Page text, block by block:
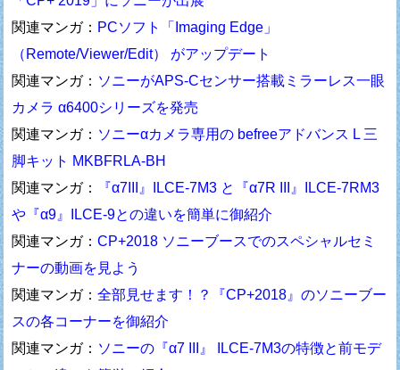
関連マンガ： PCソフト「Imaging Edge」
（Remote/Viewer/Edit） がアップデート
関連マンガ： ソニーがAPS-Cセンサー搭載ミラーレス一眼
カメラ α6400シリーズを発売
関連マンガ： ソニーαカメラ専用の befreeアドバンス L 三
脚キット MKBFRLA-BH
関連マンガ：
『α7III』ILCE-7M3 と『α7R III』ILCE-7RM3
や『α9』ILCE-9との違いを簡単に御紹介
関連マンガ：CP+2018 ソニーブースでのスペシャルセミ
ナーの動画を見よう
関連マンガ：全部見せます！？『CP+2018』のソニーブー
スの各コーナーを御紹介
関連マンガ： ソニーの『α7 III』 ILCE-7M3の特徴と前モデ